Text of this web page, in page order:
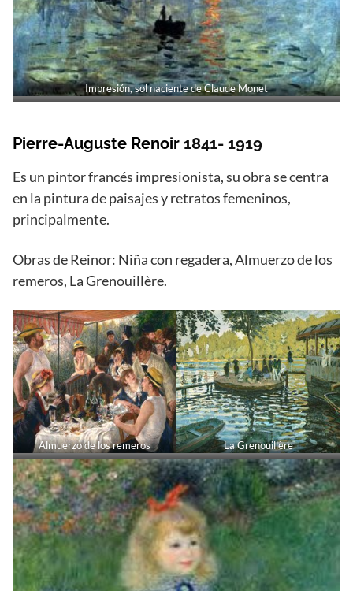
Impresión, sol naciente de Claude Monet
Pierre-Auguste Renoir 1841- 1919
Es un pintor francés impresionista, su obra se centra
en la pintura de paisajes y retratos femeninos,
principalmente.
Obras de Reinor: Niña con regadera, Almuerzo de los
remeros, La Grenouillère.
Almuerzo de los remeros La Grenouillère